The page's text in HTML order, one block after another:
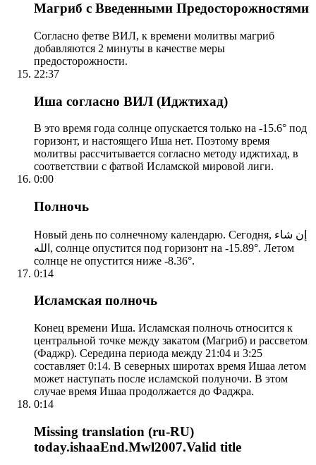
Магриб с Введенными Предосторожностями
Согласно фетве ВИЛ, к времени молитвы магриб
добавляются 2 минуты в качестве меры
предосторожности.
22:37
Иша согласно ВИЛ (Иджтихад)
В это время года солнце опускается только на -15.6° под
горизонт, и настоящего Иша нет. Поэтому время
молитвы рассчитывается согласно методу иджтихад, в
соответствии с фатвой Исламской мировой лиги.
0:00
Полночь
Новый день по солнечному календарю. Сегодня, إن شاء
الله, солнце опустится под горизонт на -15.89°. Летом
солнце не опустится ниже -8.36°.
0:14
Исламская полночь
Конец времени Иша. Исламская полночь относится к
центральной точке между закатом (Магриб) и рассветом
(Фаджр). Середина периода между 21:04 и 3:25
составляет 0:14. В северных широтах время Ишаа летом
может наступать после исламской полуночи. В этом
случае время Ишаа продолжается до Фаджра.
0:14
Missing translation (ru-RU)
today.ishaaEnd.Mwl2007.Valid title